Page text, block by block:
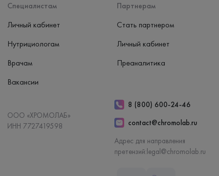
Специалистам
Личный кабинет
Нутрициологам
Врачам
Вакансии
Партнерам
Стать партнером
Личный кабинет
Преаналитика
ООО «ХРОМОЛАБ»
ИНН 7727419598
8 (800) 600-24-46
contact@chromolab.ru
Адрес для направления
претензий:legal@chromolab.ru